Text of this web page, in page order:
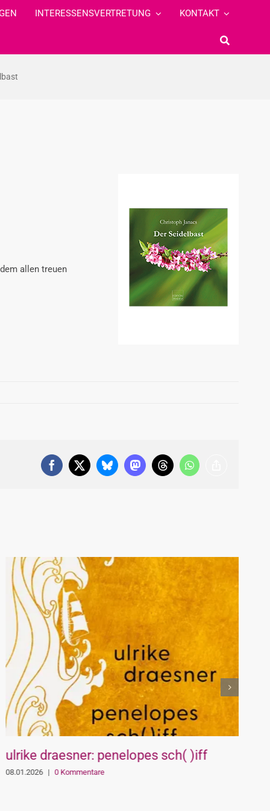
INTERESSENSVERTRETUNG KONTAKT
allen treuen
Facebook
X BlueskyMastodonThreadsWhatsApp
ulrike draesner: penelopes sch( )iff
08.01.2026 | 0 Kommentare